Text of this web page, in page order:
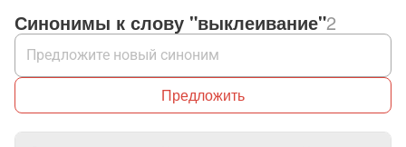
Синонимы к слову "выклеивание"2
Предложить